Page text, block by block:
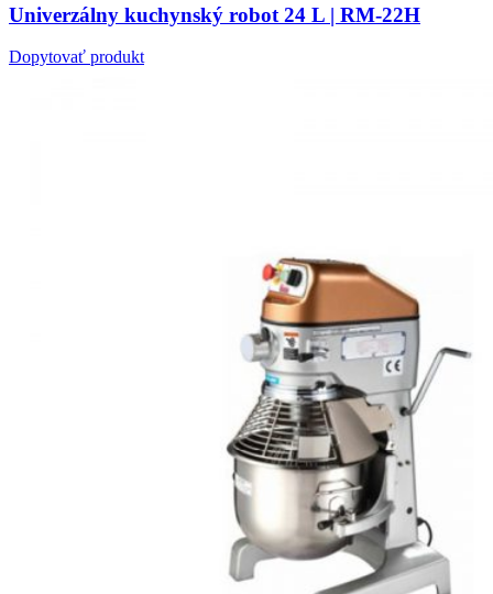
Univerzálny kuchynský robot 24 L | RM-22H
Dopytovať produkt